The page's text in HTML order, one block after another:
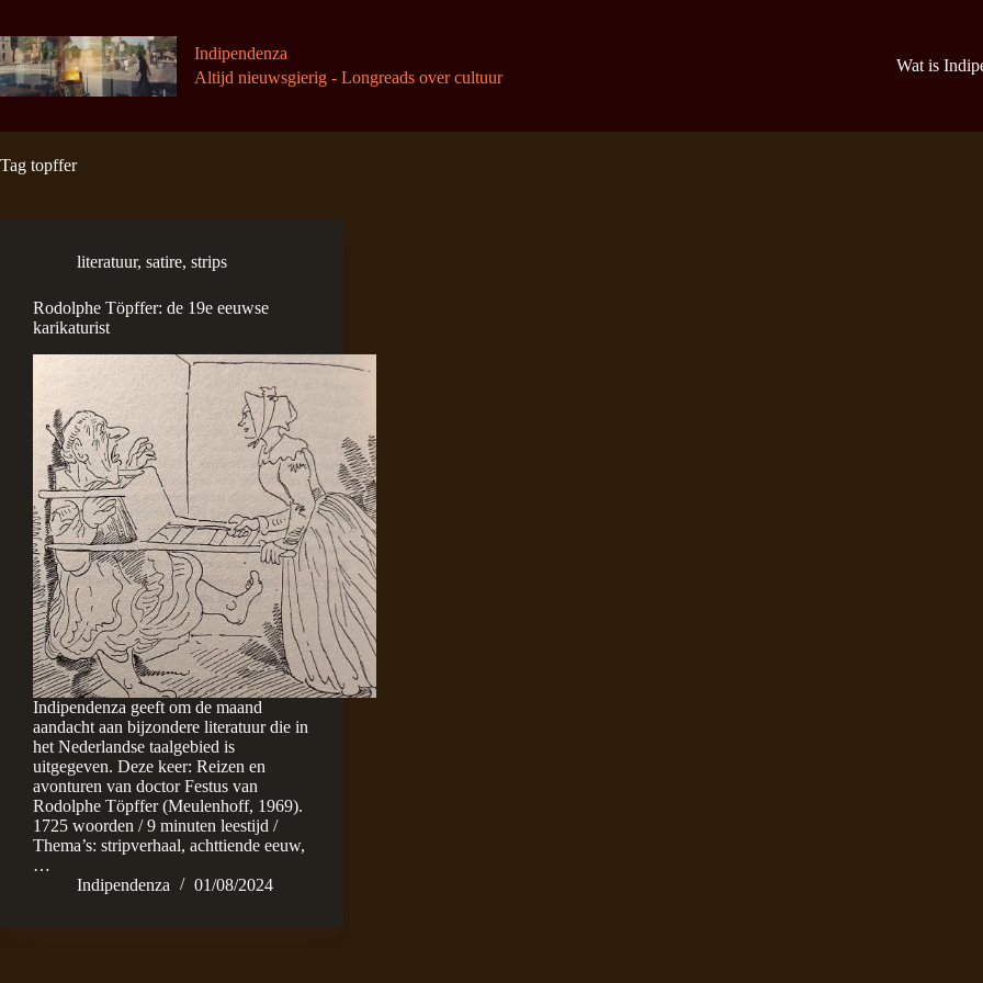
de
inhoud
Indipendenza
Altijd nieuwsgierig - Longreads over cultuur
Wat is
Tag topffer
literatuur, satire, strips
Rodolphe Töpffer: de 19e eeuwse
karikaturist
Indipendenza geeft om de maand
aandacht aan bijzondere literatuur die in
het Nederlandse taalgebied is
uitgegeven. Deze keer: Reizen en
avonturen van doctor Festus van
Rodolphe Töpffer (Meulenhoff, 1969).
1725 woorden / 9 minuten leestijd /
Thema’s: stripverhaal, achttiende eeuw,
…
Indipendenza
01/08/2024